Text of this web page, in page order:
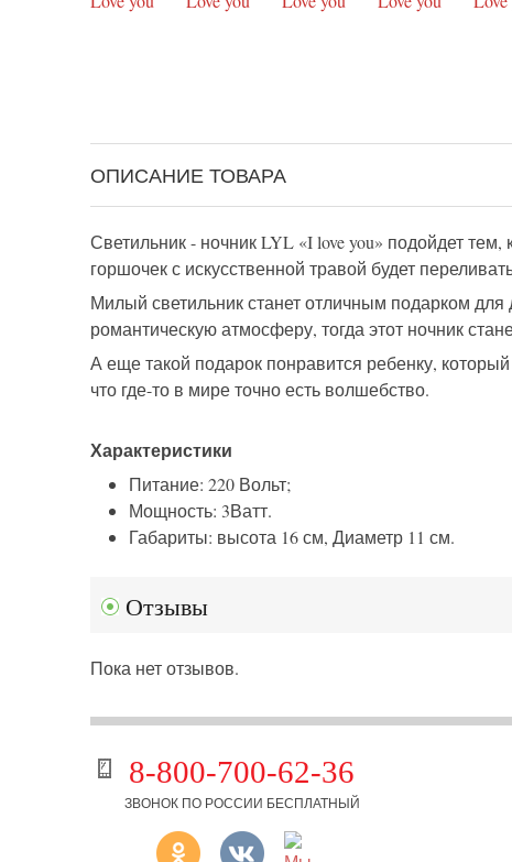
ОПИСАНИЕ ТОВАРА
Светильник - ночник LYL «I love you» подойдет
горшочек с искусственной травой будет
Милый светильник станет отличным подарком для
романтическую атмосферу, тогда этот ночник
А еще такой подарок понравится ребенку,
что где-то в мире точно есть волшебство.
Характеристики
Питание: 220 Вольт;
Мощность: 3Ватт.
Габариты: высота 16 см, Диаметр 11 см.
Отзывы
Пока нет отзывов.
8-800-700-62-36
ЗВОНОК ПО РОССИИ БЕСПЛАТНЫЙ